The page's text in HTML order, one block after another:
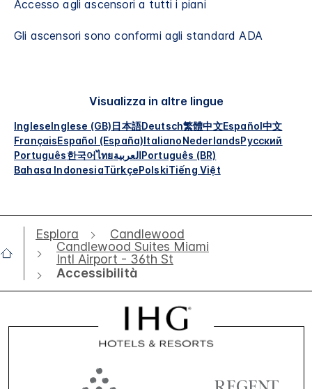
Accesso agli ascensori a tutti i piani
Gli ascensori sono conformi agli standard ADA
Visualizza in altre lingue
IngleseInglese (GB)日本語Deutsch繁體中文Español中文
FrançaisEspañol (España)ItalianoNederlandsРусский
Português한국어ไทยالعربيةPortuguês (BR)
Bahasa IndonesiaTürkçePolskiTiếng Việt
Esplora
Candlewood
Candlewood Suites Miami
Intl Airport - 36th St
Accessibilità